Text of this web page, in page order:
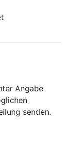
Angabe
senden.